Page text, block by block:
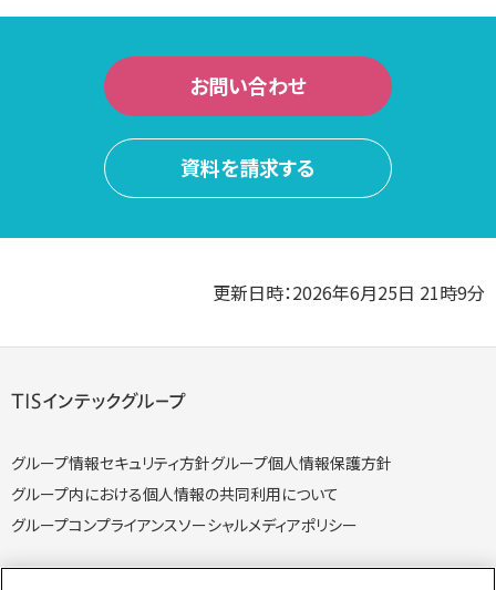
お問い合わせ
資料を請求する
更新日時：2026年6月25日 21時9分
グループ情報セキュリティ方針グループ個人情報保護方針
グループ内における個人情報の共同利用について
グループコンプライアンスソーシャルメディアポリシー